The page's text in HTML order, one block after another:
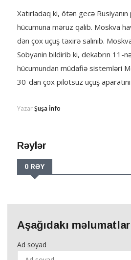
Xatırladaq ki, ötən gecə
hücumuna məruz qalıb. Moskva
dən çox uçuş təxirə salınıb.
Sobyanin bildirib ki, dekabrın 11-
hücumundan müdafiə sistemləri
30-dan çox pilotsuz uçuş
YazarŞuşa İnfo
Rəylər
0 RƏY
Aşağıdakı
Ad soyad